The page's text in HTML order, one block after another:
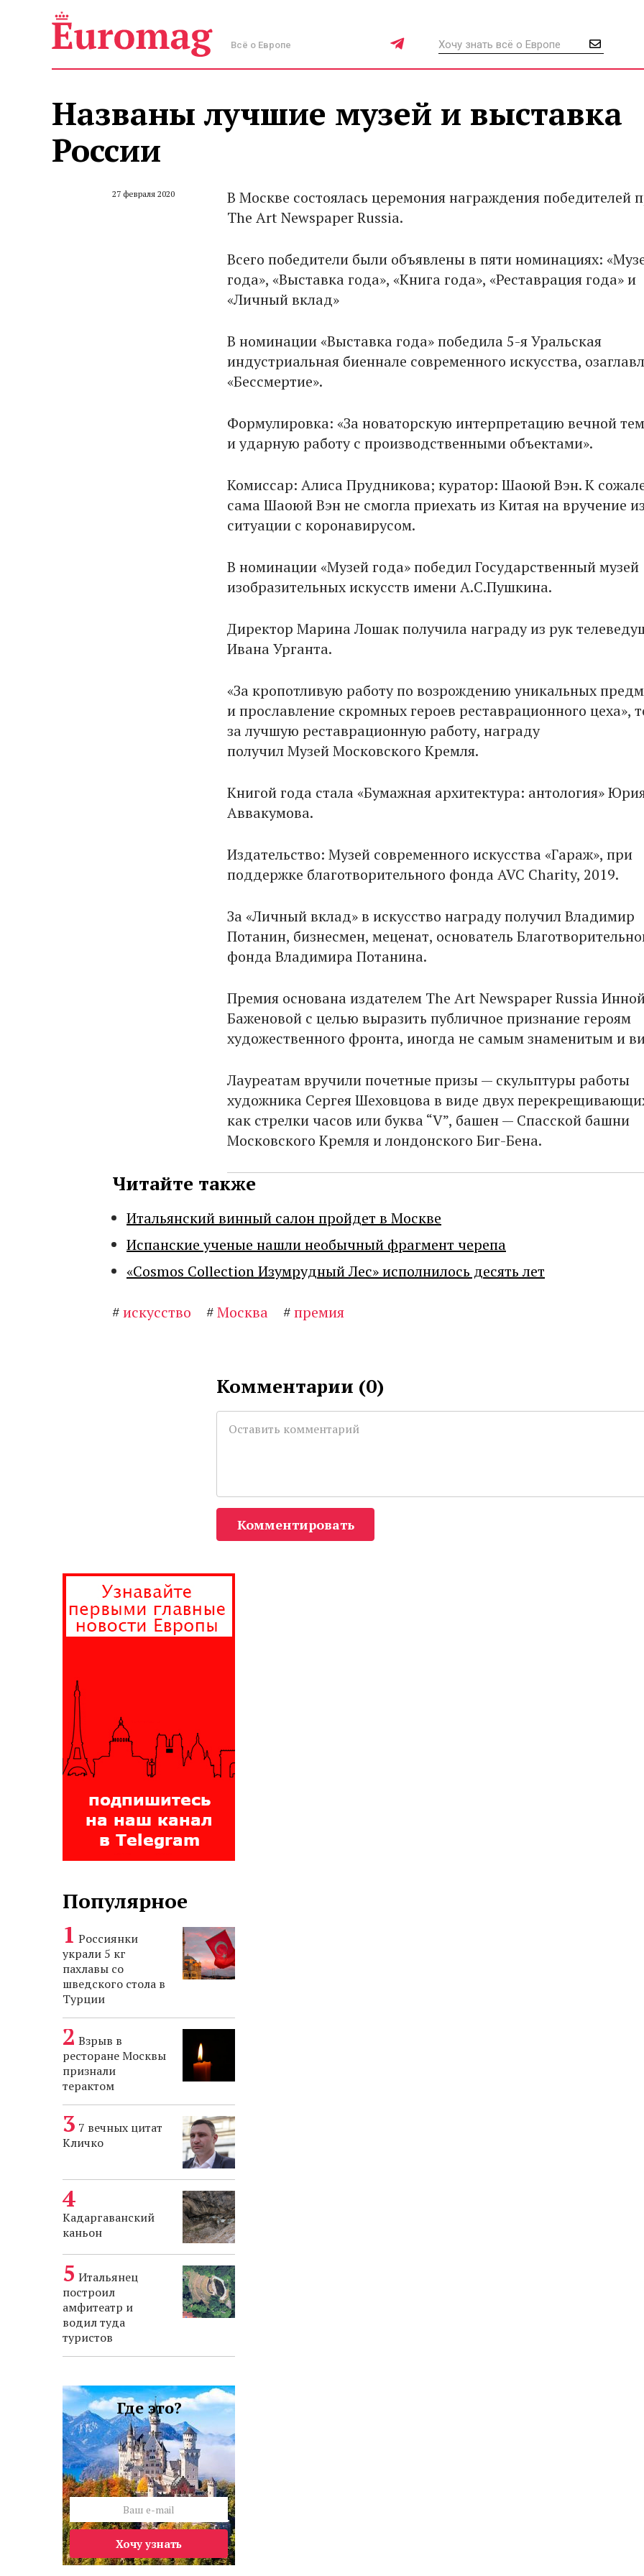
Всё о Европе
Названы лучшие музей и выставка
России
27 февраля 2020
В Москве состоялась церемония награждения победителей
The Art Newspaper Russia.
Всего победители были объявлены в пяти номинациях:
года», «Выставка года», «Книга года», «Реставрация года» и
«Личный вклад»
В номинации «Выставка года» победила 5-я Уральская
индустриальная биеннале современного искусства,
«Бессмертие».
Формулировка: «За новаторскую интерпретацию вечной
и ударную работу с производственными объектами».
Комиссар: Алиса Прудникова; куратор: Шаоюй Вэн. К
сама Шаоюй Вэн не смогла приехать из Китая на вручение
ситуации с коронавирусом.
В номинации «Музей года» победил Государственный музей
изобразительных искусств имени А.С.Пушкина.
Директор Марина Лошак получила награду из рук
Ивана Урганта.
«За кропотливую работу по возрождению уникальных
и прославление скромных героев реставрационного цеха»,
за лучшую реставрационную работу, награду
получил Музей Московского Кремля.
Книгой года стала «Бумажная архитектура: антология»
Аввакумова.
Издательство: Музей современного искусства «Гараж», при
поддержке благотворительного фонда AVC Charity, 2019.
За «Личный вклад» в искусство награду получил Владимир
Потанин, бизнесмен, меценат, основатель
фонда Владимира Потанина.
Премия основана издателем The Art Newspaper Russia
Баженовой с целью выразить публичное признание героям
художественного фронта, иногда не самым знаменитым и
Лауреатам вручили почетные призы — скульптуры работы
художника Сергея Шеховцова в виде двух
как стрелки часов или буква “V”, башен — Спасской башни
Московского Кремля и лондонского Биг-Бена.
Читайте также
Итальянский винный салон пройдет в Москве
Испанские ученые нашли необычный фрагмент черепа
«Cosmos Collection Изумрудный Лес» исполнилось десять лет
#искусство #Москва #премия
Комментарии (0)
Комментировать
Популярное
Россиянки
украли 5 кг
пахлавы со
шведского стола в
Турции
Взрыв в
ресторане Москвы
признали
терактом
7 вечных цитат
Кличко
Кадаргаванский
каньон
Итальянец
построил
амфитеатр и
водил туда
туристов
Где это?
Хочу узнать